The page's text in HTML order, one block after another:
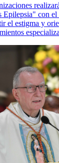
Epilepsia" con
el estigma y